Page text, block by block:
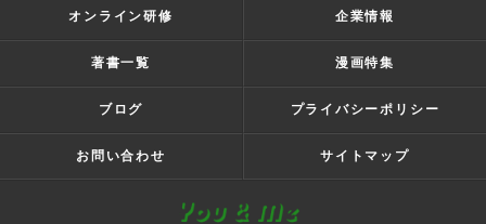
オンライン研修 企業情報
著書一覧 漫画特集
ブログ プライバシーポリシー
お問い合わせ サイトマップ